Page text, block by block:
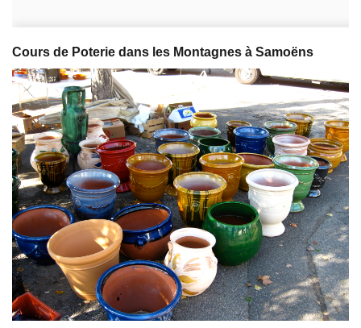
Cours de Poterie dans les Montagnes à Samoëns